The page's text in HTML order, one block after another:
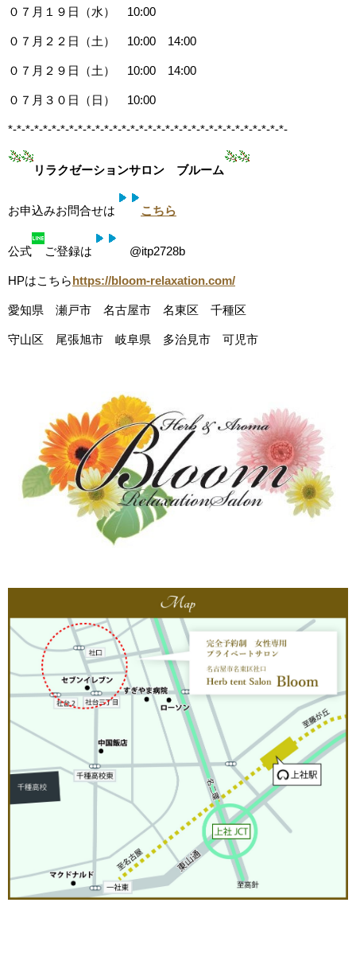
０７月１９日（水） 10:00
０７月２２日（土） 10:00 14:00
０７月２９日（土） 10:00 14:00
０７月３０日（日） 10:00
*-*-*-*-*-*-*-*-*-*-*-*-*-*-*-*-*-*-*-*-*-*-*-*-*-*-*-*-*-*-*-*-
リラクゼーションサロン ブルーム
お申込みお問合せは こちら
公式 ご登録は @itp2728b
HPはこちらhttps://bloom-relaxation.com/
愛知県 瀬戸市 名古屋市 名東区 千種区
守山区 尾張旭市 岐阜県 多治見市 可児市